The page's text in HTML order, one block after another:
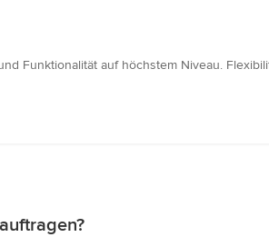
Funktionalität auf höchstem Niveau.